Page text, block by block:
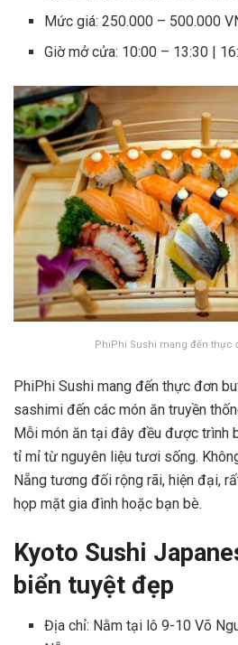
Mức giá: 250.000 – 500.000
Giờ mở cửa: 10:00 – 13:30 |
PhiPhi Sushi mang đến thực
PhiPhi Sushi mang đến thực đơn
sashimi đến các món ăn truyền
Mỗi món ăn tại đây đều được trình
tỉ mỉ từ nguyên liệu tươi sống.
Nẵng tương đối rộng rãi, hiện đại,
họp mặt gia đình hoặc bạn bè.
Kyoto Sushi
biển tuyệt đẹp
Địa chỉ: Nằm tại lô 9-10 Võ